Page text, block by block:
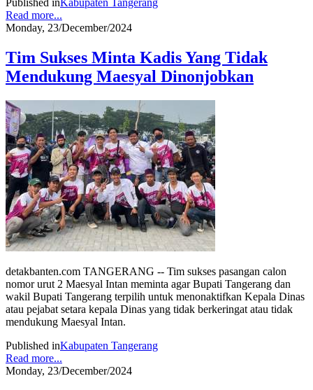
Read more...
Monday, 23/December/2024
Tim Sukses Minta Kadis Yang Tidak
Mendukung Maesyal Dinonjobkan
detakbanten.com TANGERANG -- Tim sukses pasangan calon
nomor urut 2 Maesyal Intan meminta agar Bupati Tangerang dan
wakil Bupati Tangerang terpilih untuk menonaktifkan Kepala Dinas
atau pejabat setara kepala Dinas yang tidak berkeringat atau tidak
mendukung Maesyal Intan.
Published inKabupaten Tangerang
Read more...
Monday, 23/December/2024